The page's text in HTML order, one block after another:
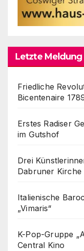
Letzte Meldung
Friedliche
Bicentenaire
Erstes Radiser
im Gutshof
Drei
Dabruner Kirche
Italienische
„Vimaris“
K-Pop-Gruppe
Central Kino